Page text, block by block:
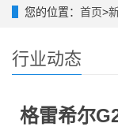
您的位置： 首页>
行业动态
格雷希尔